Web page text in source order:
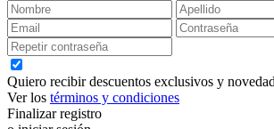
Quiero recibir descuentos exclusivos y
Ver los términos y condiciones
Finalizar registro